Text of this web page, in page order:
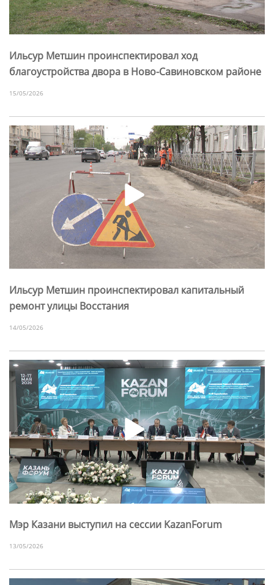
Ильсур Метшин проинспектировал ход
благоустройства двора в Ново-Савиновском районе
15/05/2026
Ильсур Метшин проинспектировал капитальный
ремонт улицы Восстания
14/05/2026
Мэр Казани выступил на сессии KazanForum
13/05/2026